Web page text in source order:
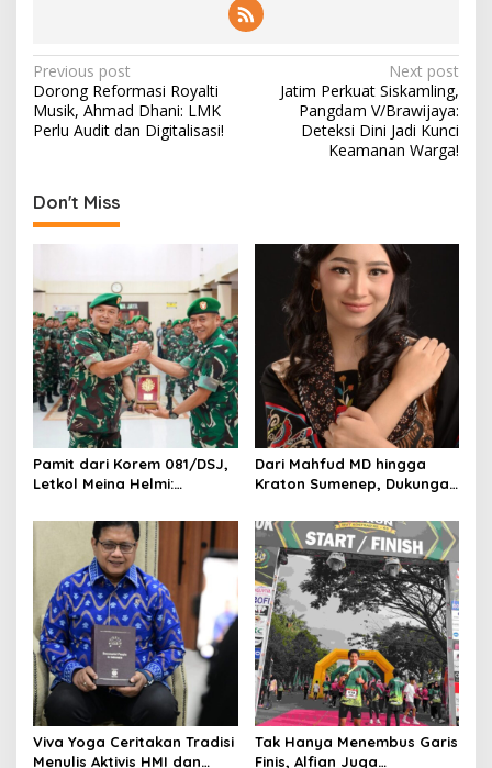
P
o
s
n
a
i
g
a
t
i
o
n
Previous post
Dorong Reformasi Royalti
Musik, Ahmad Dhani: LMK
Perlu Audit dan Digitalisasi!
Next post
Jatim Perkuat Siskamling,
Pangdam V/Brawijaya:
Deteksi Dini Jadi Kunci
Keamanan Warga!
Don't Miss
Pamit dari Korem 081/DSJ,
Letkol Meina Helmi:
Kunci Keberhasilan Tugas
Dari Mahfud MD hingga
Kraton Sumenep, Dukungan
Indonesia’s Girl 2026 Asal
Jawa Timur
Viva Yoga Ceritakan Tradisi
Menulis Aktivis HMI dan
Tak Hanya Menembus Garis
Finis, Alfian Juga